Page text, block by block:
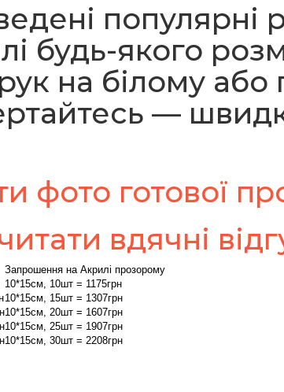
будь-якого
на білому або
—
фото готової
вдячні
Запрошення на Акрилі прозорому
10*15см, 10шт = 1175грн
10*15см, 15шт = 1307грн
10*15см, 20шт = 1607грн
10*15см, 25шт = 1907грн
10*15см, 30шт = 2208грн